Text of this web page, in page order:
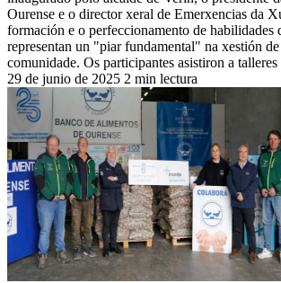
Ourense e o director xeral de Emerxencias da
formación e o perfeccionamento de habilidades
representan un "piar fundamental" na xestión
comunidade. Os participantes asistiron a
29 de junio de 2025 2 min lectura